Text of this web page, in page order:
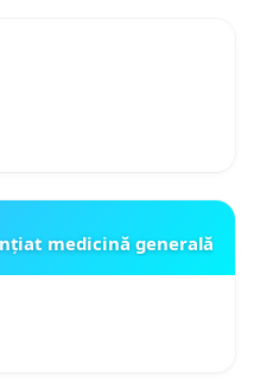
medicină generală